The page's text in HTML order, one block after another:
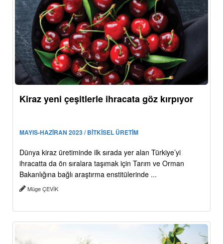
Kiraz yeni çeşitlerle ihracata göz kırpıyor
MAYIS-HAZİRAN 2023 / BİTKİSEL ÜRETİM
Dünya kiraz üretiminde ilk sırada yer alan Türkiye’yi
ihracatta da ön sıralara taşımak için Tarım ve Orman
Bakanlığına bağlı araştırma enstitülerinde ...
Müge ÇEVİK